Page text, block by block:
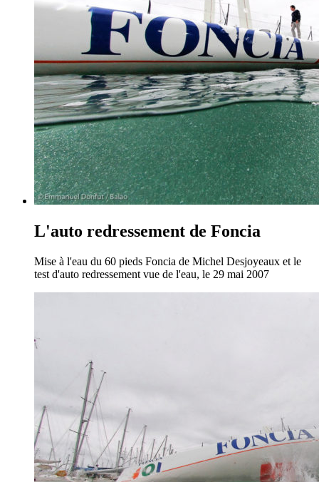
L'auto redressement de Foncia
Mise à l'eau du 60 pieds Foncia de Michel Desjoyeaux et le
test d'auto redressement vue de l'eau, le 29 mai 2007